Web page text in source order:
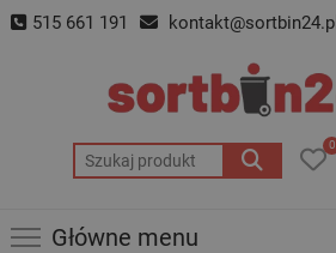
Skip 515 661 191 kontakt@sortbin24.pl
Szukaj:
0
Główne menu